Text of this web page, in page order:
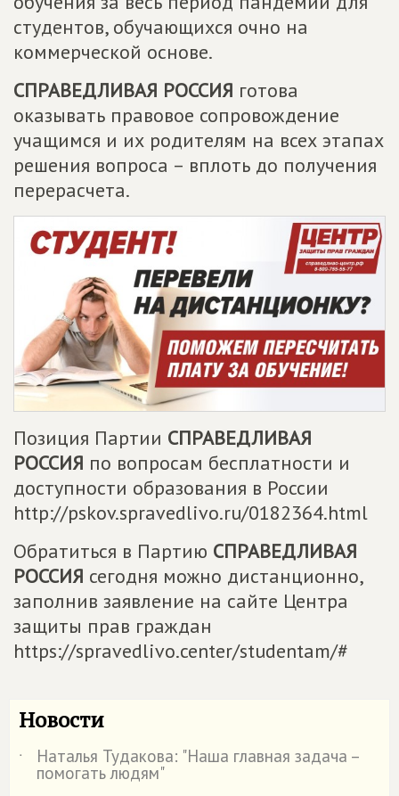
студентов, обучающихся очно на
коммерческой основе.
СПРАВЕДЛИВАЯ РОССИЯ готова
оказывать правовое сопровождение
учащимся и их родителям на всех этапах
решения вопроса – вплоть до получения
перерасчета.
Позиция Партии СПРАВЕДЛИВАЯ
РОССИЯ по вопросам бесплатности и
доступности образования в России
http://pskov.spravedlivo.ru/0182364.html
Обратиться в Партию СПРАВЕДЛИВАЯ
РОССИЯ сегодня можно дистанционно,
заполнив заявление на сайте Центра
защиты прав граждан
https://spravedlivo.center/studentam/#
Новости
˙ Наталья Тудакова: "Наша главная задача –
помогать людям"